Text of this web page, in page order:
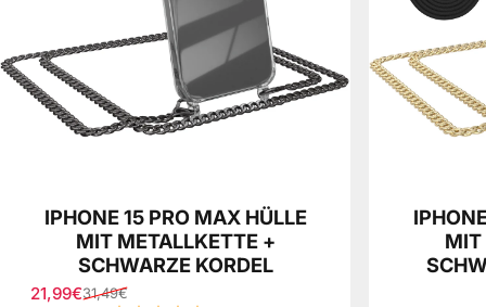
IPHONE 15 PRO MAX HÜLLE
MIT METALLKETTE +
SCHWARZE KORDEL
Verkaufspreis
21,99€
Normaler Preis
31,49€
MIT